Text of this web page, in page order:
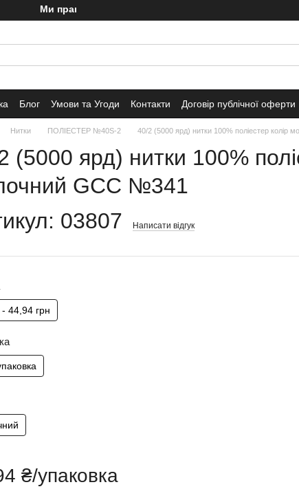
Ми працюємо!
Блог Умови та Угоди Контакти Договір публічної оферти
Нитки ПОЛІЕСТЕР №40S-2 40/2 (5000 ярд) нитки 100% поліестер колір
(5000 ярд) нитки 100%
GCC №341
03807
Написати відгук
- 44,94 грн
₴/упаковка